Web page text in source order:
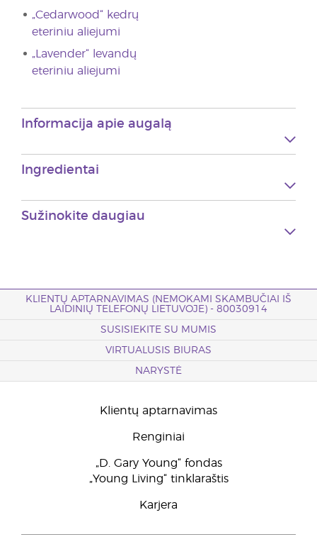
„Cedarwood“ kedrų
eteriniu aliejumi
„Lavender“ levandų
eteriniu aliejumi
Informacija apie augalą
Ingredientai
Sužinokite daugiau
KLIENTŲ APTARNAVIMAS (NEMOKAMI SKAMBUČIAI IŠ
LAIDINIŲ TELEFONŲ LIETUVOJE) - 80030914
SUSISIEKITE SU MUMIS
VIRTUALUSIS BIURAS
NARYSTĖ
Klientų aptarnavimas
Renginiai
„D. Gary Young“ fondas
„Young Living“ tinklaraštis
Karjera